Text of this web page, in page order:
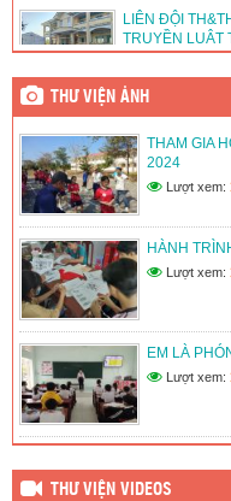
LIÊN ĐỘI
TRUYỀN LUẬT
(12/06/2026)
LIÊN ĐỘI
PHÁT TRIỂN
THAO
(12/06/2026)
LIÊN ĐỘI
HOẠT ĐỘNG
CẤP
(12/06/2026)
THƯ VIỆN ẢNH
THAM GIA
2024
Lượt xem:
HÀNH
Lượt xem:
EM LÀ
Lượt xem:
THƯ VIỆN VIDEOS